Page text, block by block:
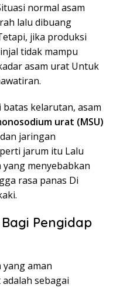
normal asam
lalu dibuang
jika produksi
tidak mampu
asam urat Untuk
kelarutan, asam
urat (MSU)
jaringan
jarum itu Lalu
menyebabkan
rasa panas Di
Pengidap
aman
sebagai